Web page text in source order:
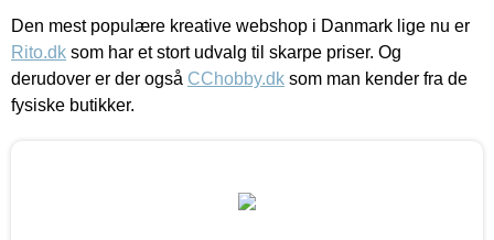
Den mest populære kreative webshop i Danmark lige nu er
Rito.dk som har et stort udvalg til skarpe priser. Og
derudover er der også CChobby.dk som man kender fra de
fysiske butikker.